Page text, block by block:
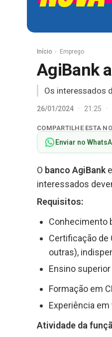
Início Emprego
AgiBank
Os interessados
26/01/2024 · 21:25 ·
COMPARTILHE ESTA
Enviar no
O banco AgiBank
interessados
Requisitos:
Conhecimento
Certificação de
outras),
Ensino
Formação em
Experiência
Atividade da